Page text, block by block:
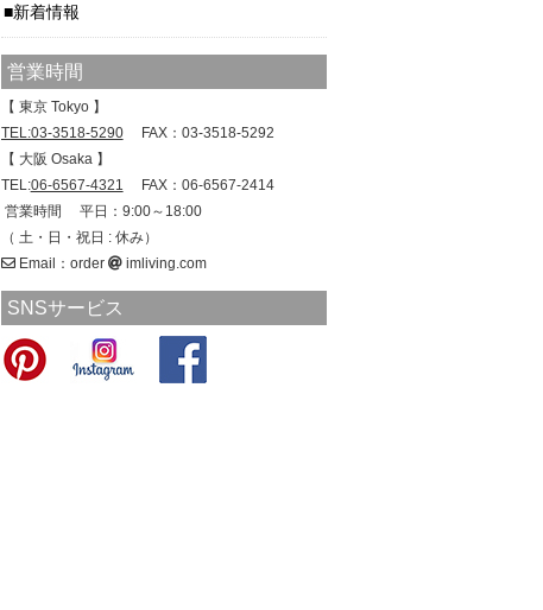
新着情報
営業時間
【 東京 Tokyo 】
TEL:03-3518-5290FAX：03-3518-5292
【 大阪 Osaka 】
TEL:06-6567-4321 FAX：06-6567-2414
営業時間 平日：9:00～18:00
（ 土・日・祝日 : 休み）
Email：order
imliving.com
SNSサービス